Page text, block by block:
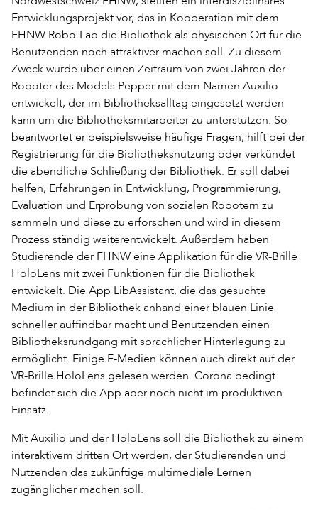
Entwicklungsprojekt vor, das in Kooperation mit dem
FHNW Robo-Lab die Bibliothek als physischen Ort für die
Benutzenden noch attraktiver machen soll. Zu diesem
Zweck wurde über einen Zeitraum von zwei Jahren der
Roboter des Models Pepper mit dem Namen Auxilio
entwickelt, der im Bibliotheksalltag eingesetzt werden
kann um die Bibliotheksmitarbeiter zu unterstützen. So
beantwortet er beispielsweise häufige Fragen, hilft bei der
Registrierung für die Bibliotheksnutzung oder verkündet
die abendliche Schließung der Bibliothek. Er soll dabei
helfen, Erfahrungen in Entwicklung, Programmierung,
Evaluation und Erprobung von sozialen Robotern zu
sammeln und diese zu erforschen und wird in diesem
Prozess ständig weiterentwickelt. Außerdem haben
Studierende der FHNW eine Applikation für die VR-Brille
HoloLens mit zwei Funktionen für die Bibliothek
entwickelt. Die App LibAssistant, die das gesuchte
Medium in der Bibliothek anhand einer blauen Linie
schneller auffindbar macht und Benutzenden einen
Bibliotheksrundgang mit sprachlicher Hinterlegung zu
ermöglicht. Einige E-Medien können auch direkt auf der
VR-Brille HoloLens gelesen werden. Corona bedingt
befindet sich die App aber noch nicht im produktiven
Einsatz.
Mit Auxilio und der HoloLens soll die Bibliothek zu einem
interaktivem dritten Ort werden, der Studierenden und
Nutzenden das zukünftige multimediale Lernen
zugänglicher machen soll.